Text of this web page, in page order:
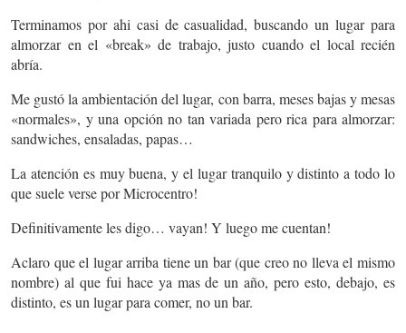
Terminamos por ahi casi de casualidad, buscando un lugar para
almorzar en el «break» de trabajo, justo cuando el local recién
abría.
Me gustó la ambientación del lugar, con barra, meses bajas y mesas
«normales», y una opción no tan variada pero rica para almorzar:
sandwiches, ensaladas, papas…
La atención es muy buena, y el lugar tranquilo y distinto a todo lo
que suele verse por Microcentro!
Definitivamente les digo… vayan! Y luego me cuentan!
Aclaro que el lugar arriba tiene un bar (que creo no lleva el mismo
nombre) al que fui hace ya mas de un año, pero esto, debajo, es
distinto, es un lugar para comer, no un bar.